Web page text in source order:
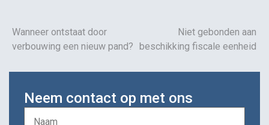
Wanneer ontstaat door
verbouwing een nieuw pand?
Niet gebonden aan
beschikking fiscale eenheid
Neem contact op met ons